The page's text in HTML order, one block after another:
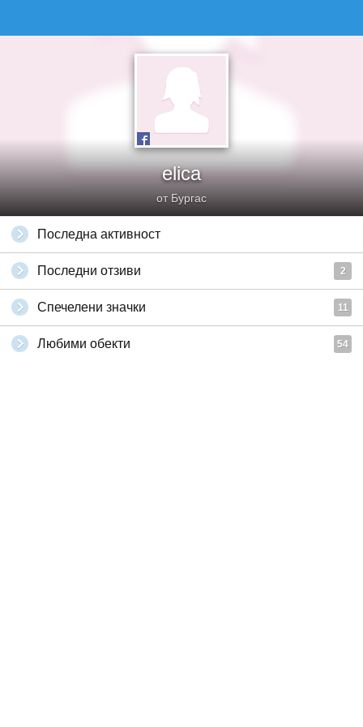
elica
от Бургас
Последна активност
Последни отзиви 2
Спечелени значки 11
Любими обекти 54